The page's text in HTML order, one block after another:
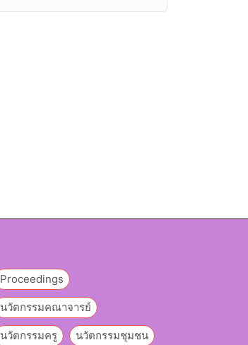
Proceedings
นวัตกรรมคณาจารย์
นวัตกรรมครู นวัตกรรมชุมชน